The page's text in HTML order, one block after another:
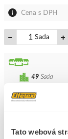
Tato webová
Cena s DPH
Sada
Přidat k porovnání
49 Sada